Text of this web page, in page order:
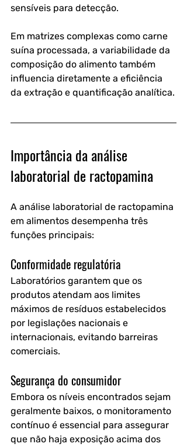
sensíveis para detecção.
Em matrizes complexas como carne
suína processada, a variabilidade da
composição do alimento também
influencia diretamente a eficiência
da extração e quantificação analítica.
Importância da análise
laboratorial de ractopamina
A análise laboratorial de ractopamina
em alimentos desempenha três
funções principais:
Conformidade regulatória
Laboratórios garantem que os
produtos atendam aos limites
máximos de resíduos estabelecidos
por legislações nacionais e
internacionais, evitando barreiras
comerciais.
Segurança do consumidor
Embora os níveis encontrados sejam
geralmente baixos, o monitoramento
contínuo é essencial para assegurar
que não haja exposição acima dos